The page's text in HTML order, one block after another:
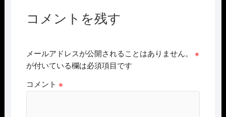
コメントを残す
メールアドレスが公開されることはありません。
※
が付いている欄は必須項目です
コメント ※